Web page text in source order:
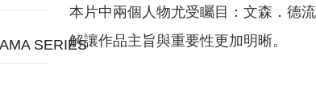
SERIES
本片中兩個人物尤受矚目：文森．德
解讓作品主旨與重要性更加明晰。